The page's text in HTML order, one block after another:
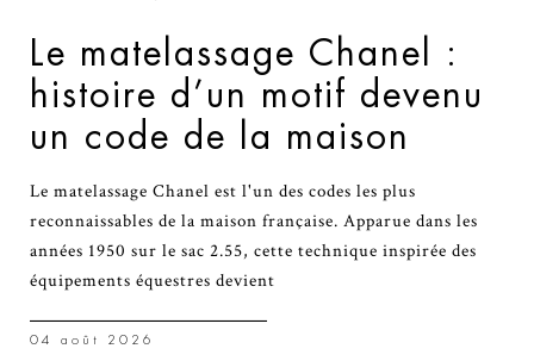
Le matelassage Chanel :
histoire d’un motif devenu
un code de la maison
Le matelassage Chanel est l'un des codes les plus
reconnaissables de la maison française. Apparue dans les
années 1950 sur le sac 2.55, cette technique inspirée des
équipements équestres devient
04 août 2026